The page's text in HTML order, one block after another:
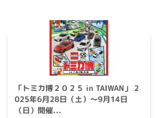
「トミカ博２０２５ in TAIWAN」 2
025年6月28日（土）～9月14日
（日）開催...